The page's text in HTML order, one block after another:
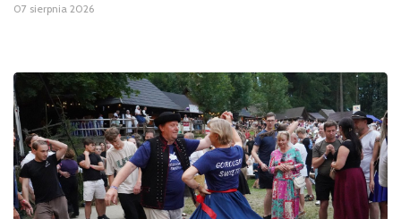
07 sierpnia 2026